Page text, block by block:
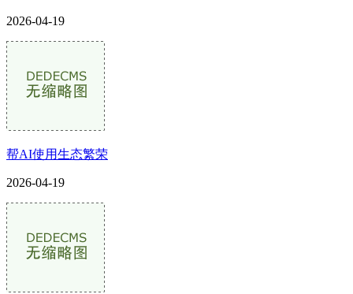
2026-04-19
帮AI使用生态繁荣
2026-04-19